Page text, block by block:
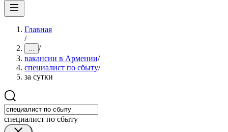
Главная
/
... /
вакансии в Армении/
специалист по сбыту/
за сутки
специалист по сбыту